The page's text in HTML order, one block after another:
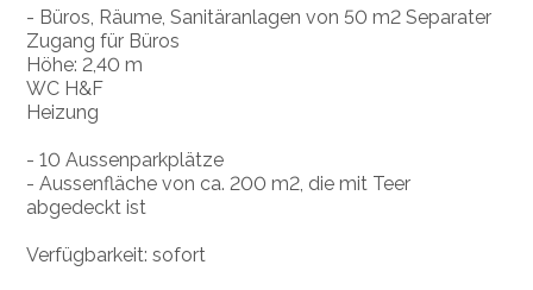
- Büros, Räume, Sanitäranlagen von 50 m2 Separater
Zugang für Büros
Höhe: 2,40 m
WC H&F
Heizung
- 10 Aussenparkplätze
- Aussenfläche von ca. 200 m2, die mit Teer
abgedeckt ist
Verfügbarkeit: sofort